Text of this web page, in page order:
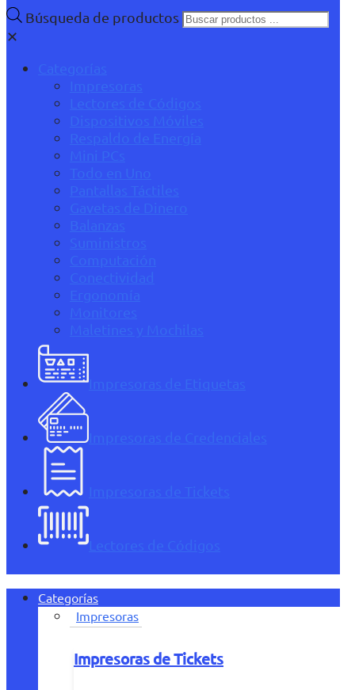
Búsqueda de productos
✕
Categorías
Impresoras
Lectores de Códigos
Dispositivos Móviles
Respaldo de Energía
Mini PCs
Todo en Uno
Pantallas Táctiles
Gavetas de Dinero
Balanzas
Suministros
Computación
Conectividad
Ergonomía
Monitores
Maletines y Mochilas
Impresoras de Etiquetas
Impresoras de Credenciales
Impresoras de Tickets
Lectores de Códigos
Categorías
Impresoras
Impresoras de Tickets